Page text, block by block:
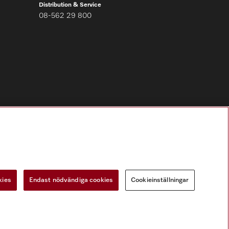
Distribution & Service
08-562 29 800
Endast nödvändiga cookies Cookieinställningar